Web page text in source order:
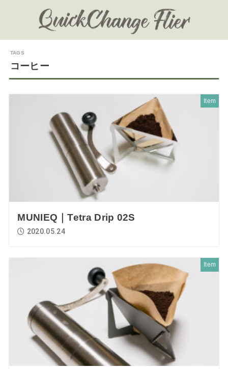
コーヒー
Item
MUNIEQ｜Tetra Drip 02S
2020.05.24
Item